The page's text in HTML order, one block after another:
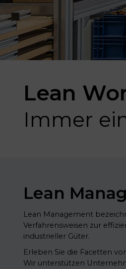
Lean
Immer
Lean
Lean Management
Verfahrensweisen zur
industrieller Güter.
Erleben Sie die Facetten
Wir unterstützen